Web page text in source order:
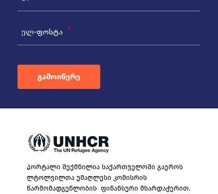
ელ-ფოსტა
გამოიწერე
პორტალი შექმნილია საქართველოში გაეროს
ლტოლვილთა უმაღლესი კომისრის
წარმომადგენლობის ფინანსური მხარდაჭერით.